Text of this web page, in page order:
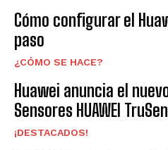
Cómo configurar el
paso
¿CÓMO SE HACE?
Huawei anuncia el
Sensores HUAWEI
¡DESTACADOS!